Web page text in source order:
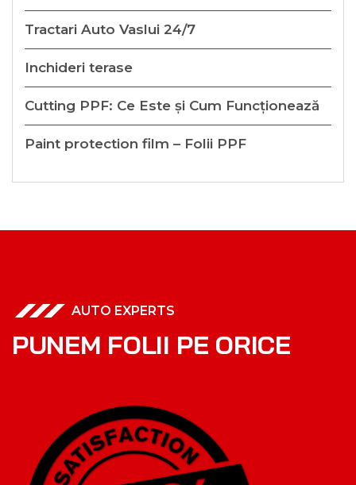
Tractari Auto Vaslui 24/7
Inchideri terase
Cutting PPF: Ce Este și Cum Funcționează
Paint protection film – Folii PPF
AUTO EXPERTS
PUNEM FOLII PE ORICE